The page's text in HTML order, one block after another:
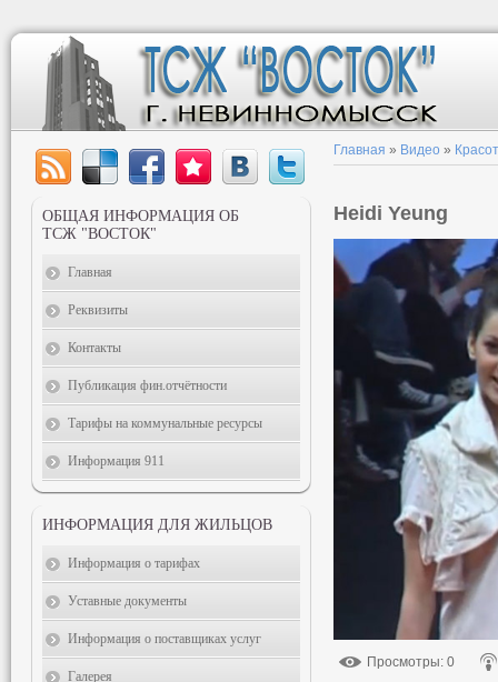
Главная » Видео »
Heidi Yeung
Просмотры: 0
ОБЩАЯ ИНФОРМАЦИЯ ОБ
ТСЖ "ВОСТОК"
Главная
Реквизиты
Контакты
Публикация фин.отчётности
Тарифы на коммунальные ресурсы
Информация 911
ИНФОРМАЦИЯ ДЛЯ ЖИЛЬЦОВ
Информация о тарифах
Уставные документы
Информация о поставщиках услуг
Галерея